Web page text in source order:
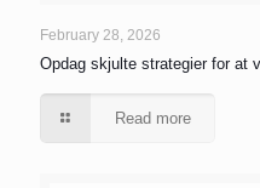
February 28, 2026
Opdag skjulte strategier for at
Read more